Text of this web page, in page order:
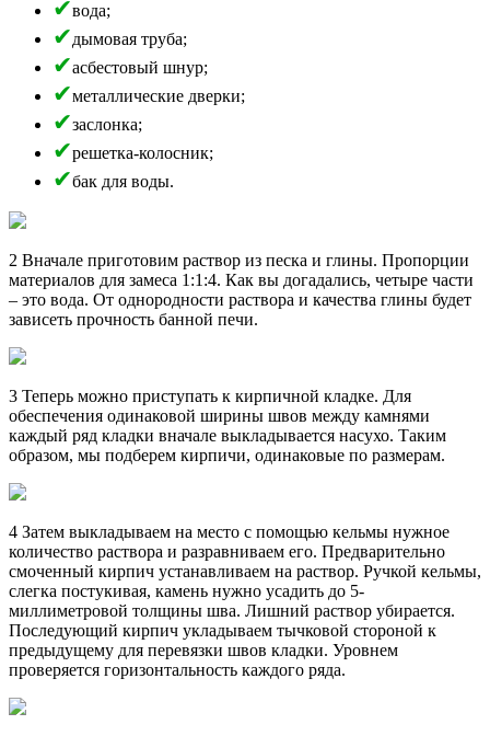
вода;
дымовая труба;
асбестовый шнур;
металлические дверки;
заслонка;
решетка-колосник;
бак для воды.
2 Вначале приготовим раствор из песка и глины. Пропорции
материалов для замеса 1:1:4. Как вы догадались, четыре части
– это вода. От однородности раствора и качества глины будет
зависеть прочность банной печи.
3 Теперь можно приступать к кирпичной кладке. Для
обеспечения одинаковой ширины швов между камнями
каждый ряд кладки вначале выкладывается насухо. Таким
образом, мы подберем кирпичи, одинаковые по размерам.
4 Затем выкладываем на место с помощью кельмы нужное
количество раствора и разравниваем его. Предварительно
смоченный кирпич устанавливаем на раствор. Ручкой кельмы,
слегка постукивая, камень нужно усадить до 5-
миллиметровой толщины шва. Лишний раствор убирается.
Последующий кирпич укладываем тычковой стороной к
предыдущему для перевязки швов кладки. Уровнем
проверяется горизонтальность каждого ряда.